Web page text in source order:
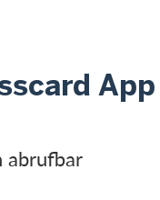
App
abrufbar